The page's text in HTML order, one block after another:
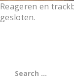
Reageren en
gesloten.